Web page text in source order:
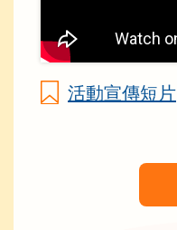
活動宣傳短片